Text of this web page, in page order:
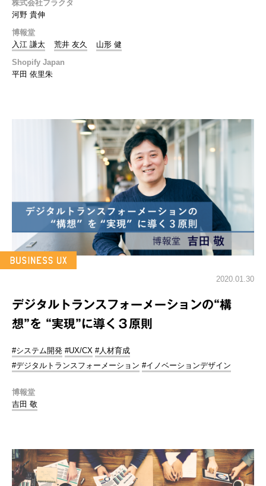
株式会社フラクタ
河野 貴伸
博報堂
入江 謙太
荒井 友久
山形 健
Shopify Japan
平田 依里朱
2020.01.30
デジタルトランスフォーメーションの“構
想”を “実現”に導く３原則
#システム開発 #UX/CX #人材育成
#デジタルトランスフォーメーション #イノベーションデザイン
博報堂
吉田 敬